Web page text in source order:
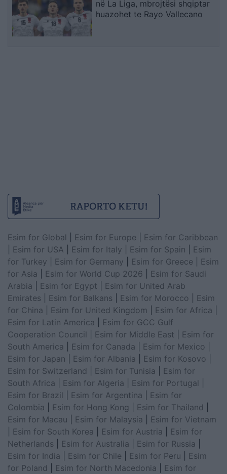
në La Liga, mbrojtësi shqiptar
huazohet te Rayo Vallecano
Esim for Global Esim for Europe
Esim for Caribbean
Esim for USA Esim for Italy Esim for Spain
Esim
for Turkey
Esim for Germany Esim for Greece
Esim
for Asia
Esim for World Cup 2026
Esim for Saudi
Arabia
Esim for Egypt
Esim for United Arab
Emirates
Esim for Balkans Esim for Morocco
Esim
for China
Esim for United Kingdom Esim for Africa
Esim for Latin America
Esim for GCC Gulf
Cooperation Council
Esim for Middle East
Esim for
South America
Esim for Canada Esim for Mexico
Esim for Japan
Esim for Albania Esim for Kosovo
Esim for Switzerland
Esim for Tunisia
Esim for
South Africa
Esim for Algeria Esim for Portugal
Esim for Brazil
Esim for Argentina
Esim for
Colombia
Esim for Hong Kong Esim for Thailand
Esim for Macau
Esim for Malaysia
Esim for Vietnam
Esim for South Korea Esim for Austria
Esim for
Netherlands
Esim for Australia Esim for Russia
Esim for India
Esim for Chile Esim for Peru
Esim
for Poland
Esim for North Macedonia
Esim for